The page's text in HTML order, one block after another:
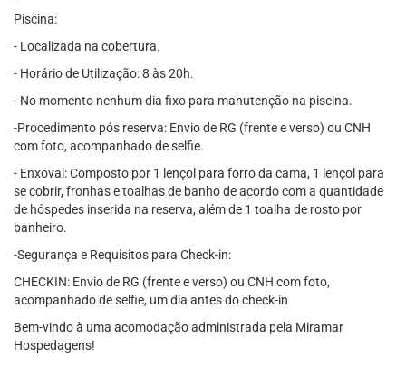
Piscina:
- Localizada na cobertura.
- Horário de Utilização: 8 às 20h.
- No momento nenhum dia fixo para manutenção na piscina.
-Procedimento pós reserva: Envio de RG (frente e verso) ou CNH
com foto, acompanhado de selfie.
- Enxoval: Composto por 1 lençol para forro da cama, 1 lençol para
se cobrir, fronhas e toalhas de banho de acordo com a quantidade
de hóspedes inserida na reserva, além de 1 toalha de rosto por
banheiro.
-Segurança e Requisitos para Check-in:
CHECKIN: Envio de RG (frente e verso) ou CNH com foto,
acompanhado de selfie, um dia antes do check-in
Bem-vindo à uma acomodação administrada pela Miramar
Hospedagens!